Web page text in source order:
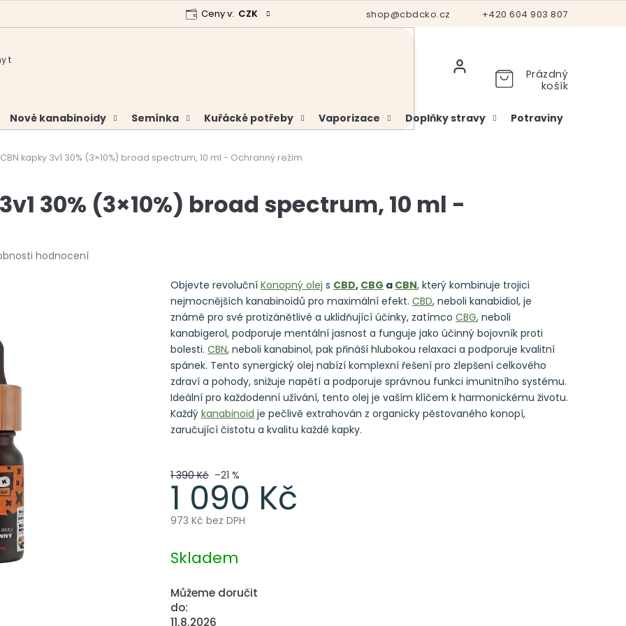
+420 604 903 807
shop@cbdcko.cz
Analýzy a certifikáty Hodnocení obchodu Vrácení a reklamace
Ceny v: CZK
Prázdný
košík
Nové kanabinoidy Semínka Kuřácké potřeby Vaporizace Doplňky stravy Potraviny
kapky 3v1 30% (3×10%) broad spectrum, 10 ml - Ochranný režim
30% (3×10%) broad spectrum, 10 ml -
hodnocení
1 390 Kč –21 %
1 090 Kč
973 Kč bez DPH
cena:
Skladem
Můžeme doručit
do:
11.8.2026
Objevte revoluční Konopný olej s CBD, CBG a CBN, který kombinuje trojici
nejmocnějších kanabinoidů pro maximální efekt. CBD, neboli kanabidiol, je
známé pro své protizánětlivé a uklidňující účinky, zatímco CBG, neboli
kanabigerol, podporuje mentální jasnost a funguje jako účinný bojovník proti
bolesti. CBN, neboli kanabinol, pak přináší hlubokou relaxaci a podporuje kvalitní
spánek. Tento synergický olej nabízí komplexní řešení pro zlepšení celkového
zdraví a pohody, snižuje napětí a podporuje správnou funkci imunitního systému.
Ideální pro každodenní užívání, tento olej je vaším klíčem k harmonickému životu.
Každý kanabinoid je pečlivě extrahován z organicky pěstovaného konopí,
zaručující čistotu a kvalitu každé kapky.